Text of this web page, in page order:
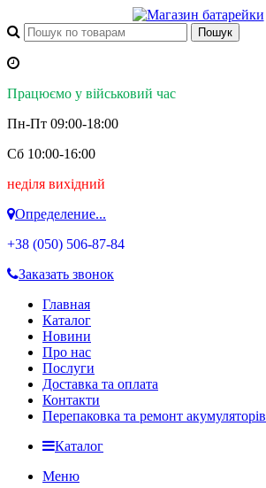
Працюємо у військовий час
Пн-Пт 09:00-18:00
Сб 10:00-16:00
неділя вихідний
Определение...
+38 (050) 506-87-84
Заказать звонок
Главная
Каталог
Новини
Про нас
Послуги
Доставка та оплата
Контакти
Перепаковка та ремонт акумуляторів
Каталог
Меню